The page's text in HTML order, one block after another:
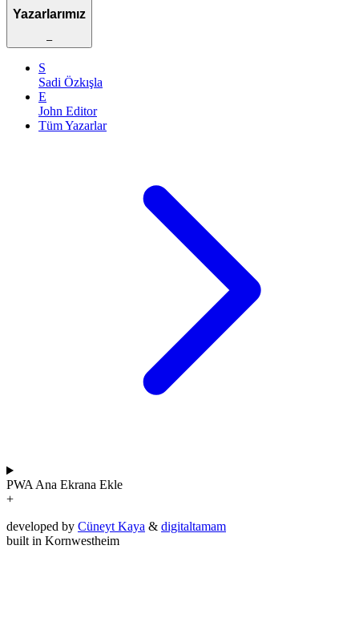
Yazarlarımız
–
S
Sadi Özkışla
E
John Editor
Tüm Yazarlar
PWA Ana Ekrana Ekle
+
developed by Cüneyt Kaya & digitaltamam
built in Kornwestheim